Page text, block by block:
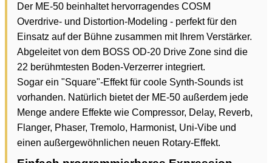
Der ME-50 beinhaltet hervorragendes COSM
Overdrive- und Distortion-Modeling - perfekt für den
Einsatz auf der Bühne zusammen mit Ihrem Verstärker.
Abgeleitet von dem BOSS OD-20 Drive Zone sind die
22 berühmtesten Boden-Verzerrer integriert.
Sogar ein "Square"-Effekt für coole Synth-Sounds ist
vorhanden. Natürlich bietet der ME-50 außerdem jede
Menge andere Effekte wie Compressor, Delay, Reverb,
Flanger, Phaser, Tremolo, Harmonist, Uni-Vibe und
einen außergewöhnlichen neuen Rotary-Effekt.